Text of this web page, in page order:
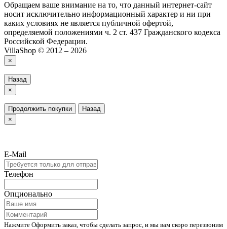
Обращаем ваше внимание на то, что данный интернет-сайт
носит исключительно информационный характер и ни при
каких условиях не является публичной офертой,
определяемой положениями ч. 2 ст. 437 Гражданского кодекса
Российской Федерации.
VillaShop © 2012 – 2026
×
Назад
×
Продолжить покупки
Назад
×
E-Mail
Телефон
Опционально
Нажмите Оформить заказ, чтобы сделать запрос, и мы вам скоро перезвоним